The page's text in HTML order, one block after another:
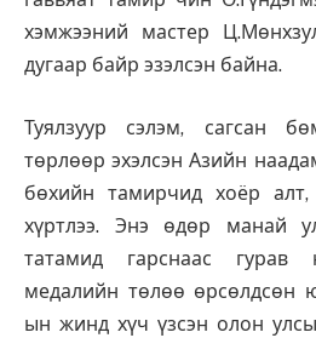
хэмжээний мастер
дугаар байр эзэлсэн байна.
Туялзуур сэлэм, сагсан
төрлөөр эхэлсэн Азийн
бөхийн тамирчид хоёр
хүртлээ. Энэ өдөр манай
татамид гарснаас
медалийн төлөө өрсөлдсөн
ын жинд хүч үзсэн олон